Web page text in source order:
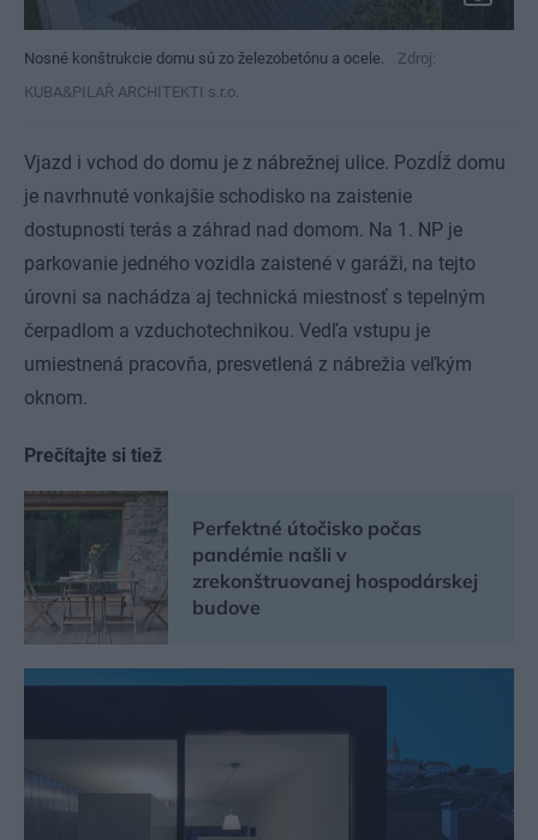
Nosné konštrukcie domu sú zo železobetónu a ocele.
Zdroj:
KUBA&PILAŘ ARCHITEKTI s.r.o.
Vjazd i vchod do domu je z nábrežnej ulice. Pozdĺž domu
je navrhnuté vonkajšie schodisko na zaistenie
dostupnosti terás a záhrad nad domom. Na 1. NP je
parkovanie jedného vozidla zaistené v garáži, na tejto
úrovni sa nachádza aj technická miestnosť s tepelným
čerpadlom a vzduchotechnikou. Vedľa vstupu je
umiestnená pracovňa, presvetlená z nábrežia veľkým
oknom.
Prečítajte si tiež
Perfektné útočisko počas
pandémie našli v
zrekonštruovanej hospodárskej
budove